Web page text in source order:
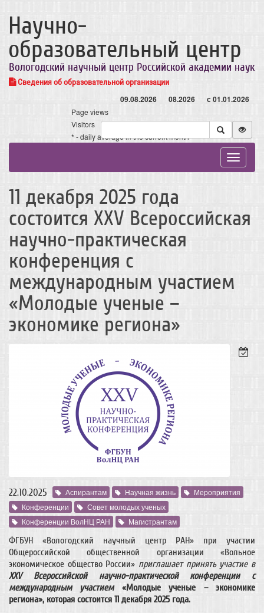
Научно-
образовательный центр
Вологодский научный центр Российской академии наук
Сведения об образовательной организации
09.08.2026 08.2026 с 01.01.2026
Page views
Visitors
* - daily average in the current month
Toggle
11 декабря 2025 года
состоится ХХV Всероссийская
научно-практическая
конференция с
международным участием
«Молодые ученые –
экономике региона»
22.10.2025 Аспирантам Научная жизнь
Мероприятия
Конференции
Совет молодых ученых
Конференции ВолНЦ РАН
Магистрантам
ФГБУН «Вологодский научный центр РАН» при участии
Общероссийской общественной организации «Вольное
экономическое общество России» приглашает принять участие в
ХХV Всероссийской научно-практической конференции с
международным участием «Молодые ученые – экономике
региона», которая состоится 11 декабря 2025 года.